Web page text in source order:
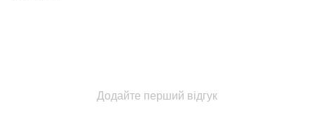
Додайте перший відгук